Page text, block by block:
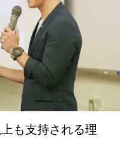
も支持される理